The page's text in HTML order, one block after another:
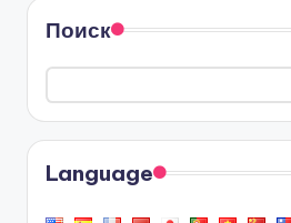
Поиск
Language